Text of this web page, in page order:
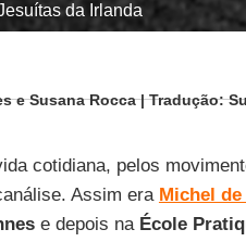
da Irlanda
e Susana Rocca | Tradução:
cotidiana, pelos
Assim era Michel
e depois na École